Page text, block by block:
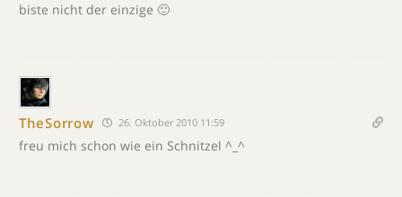
biste nicht der einzige 🙂
TheSorrow 26. Oktober 2010 11:59
freu mich schon wie ein Schnitzel ^_^